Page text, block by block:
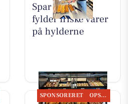
Spar Suldrup
fylder friske varer
på hylderne
SPONSORERET OPSLAGSTAVLEN